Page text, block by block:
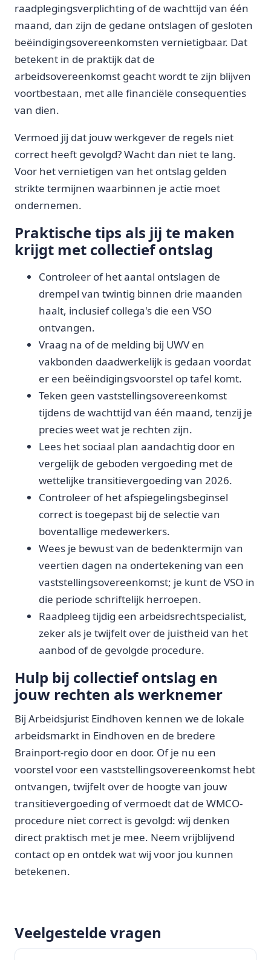
raadplegingsverplichting of de wachttijd van één
maand, dan zijn de gedane ontslagen of gesloten
beëindigingsovereenkomsten vernietigbaar. Dat
betekent in de praktijk dat de
arbeidsovereenkomst geacht wordt te zijn blijven
voortbestaan, met alle financiële consequenties
van dien.
Vermoed jij dat jouw werkgever de regels niet
correct heeft gevolgd? Wacht dan niet te lang.
Voor het vernietigen van het ontslag gelden
strikte termijnen waarbinnen je actie moet
ondernemen.
Praktische tips als jij te maken
krijgt met collectief ontslag
Controleer of het aantal ontslagen de
drempel van twintig binnen drie maanden
haalt, inclusief collega's die een VSO
ontvangen.
Vraag na of de melding bij UWV en
vakbonden daadwerkelijk is gedaan voordat
er een beëindigingsvoorstel op tafel komt.
Teken geen vaststellingsovereenkomst
tijdens de wachttijd van één maand, tenzij je
precies weet wat je rechten zijn.
Lees het sociaal plan aandachtig door en
vergelijk de geboden vergoeding met de
wettelijke transitievergoeding van 2026.
Controleer of het afspiegelingsbeginsel
correct is toegepast bij de selectie van
boventallige medewerkers.
Wees je bewust van de bedenktermijn van
veertien dagen na ondertekening van een
vaststellingsovereenkomst; je kunt de VSO in
die periode schriftelijk herroepen.
Raadpleeg tijdig een arbeidsrechtspecialist,
zeker als je twijfelt over de juistheid van het
aanbod of de gevolgde procedure.
Hulp bij collectief ontslag en
jouw rechten als werknemer
Bij Arbeidsjurist Eindhoven kennen we de lokale
arbeidsmarkt in Eindhoven en de bredere
Brainport-regio door en door. Of je nu een
voorstel voor een vaststellingsovereenkomst hebt
ontvangen, twijfelt over de hoogte van jouw
transitievergoeding of vermoedt dat de WMCO-
procedure niet correct is gevolgd: wij denken
direct praktisch met je mee. Neem vrijblijvend
contact op en ontdek wat wij voor jou kunnen
betekenen.
Veelgestelde vragen